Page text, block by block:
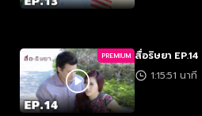
PREMIUM สื่อริษยา EP.14
1:15:51 นาที